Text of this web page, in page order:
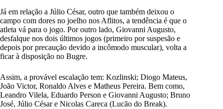
Já em relação a Júlio César, outro que também deixou o
campo com dores no joelho nos Aflitos, a tendência é que o
atleta vá para o jogo. Por outro lado, Giovanni Augusto,
desfalque nos dois últimos jogos (primeiro por suspesão e
depois por precaução devido a incômodo muscular), volta a
ficar à disposição no Bugre.
Assim, a provável escalação tem: Kozlinski; Diogo Mateus,
João Victor, Ronaldo Alves e Matheus Pereira. Bem como,
Leandro Vilela, Eduardo Person e Giovanni Augusto; Bruno
José, Júlio César e Nicolas Careca (Lucão do Break).